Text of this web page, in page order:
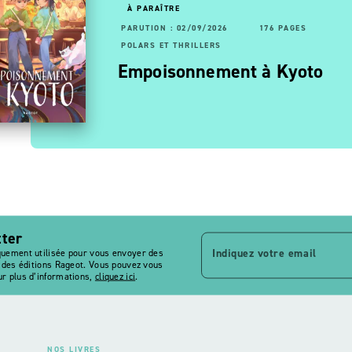
PAGES
non
: 10/01/2024
160 PAGES
ET THRILLERS
brigade des cauchemars
À PARAÎTRE
PARUTION : 02/09/2026
176 PAGES
POLARS ET THRILLERS
Empoisonnement à Kyoto
utilisée pour vous envoyer des
éditions Rageot. Vous pouvez vous
plus d’informations, cliquez ici.
Indiquez votre email
NOS LIVRES